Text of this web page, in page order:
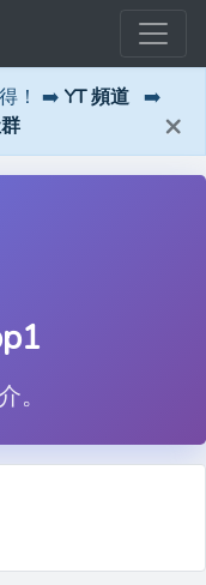
！ ➡️ YT 頻道 ➡️
×
。